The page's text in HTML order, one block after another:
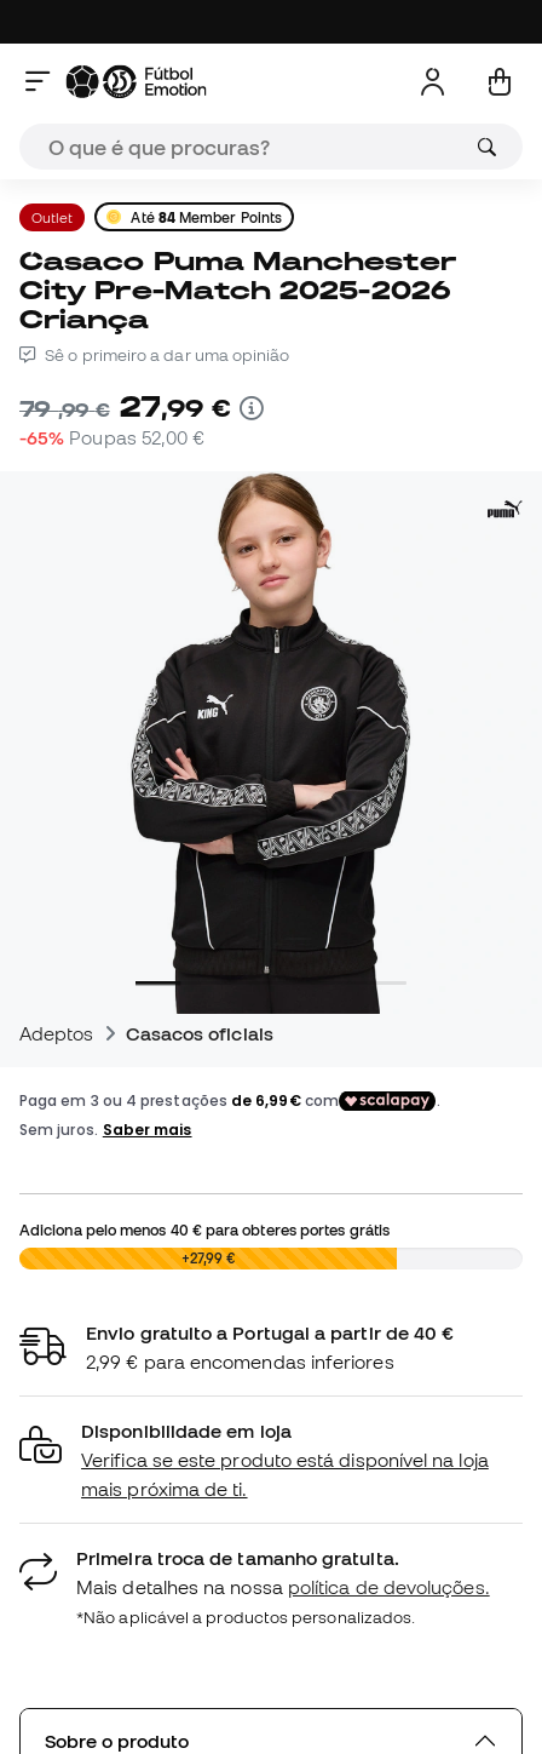
Outlet Até 84Member Points
Casaco Puma Manchester
City Pre-Match 2025-2026
Criança
Sê o primeiro a dar uma opinião
79,99 € 27,99 €
-65% Poupas 52,00 €
Adeptos Casacos oficiais
Adiciona pelo menos 40 €para obteres portes grátis
0,00 € +27,99 €
Envio gratuito a Portugal a partir de 40 €
2,99 € para encomendas inferiores
Disponibilidade em loja
Verifica se este produto está disponível na loja
mais próxima de ti.
Primeira troca de tamanho gratuita.
Mais detalhes na nossa política de devoluções.
*Não aplicável a productos personalizados.
Sobre o produto